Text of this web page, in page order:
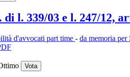
l. 339/03 e l. 247/12,
d'avvocati part time - da memoria